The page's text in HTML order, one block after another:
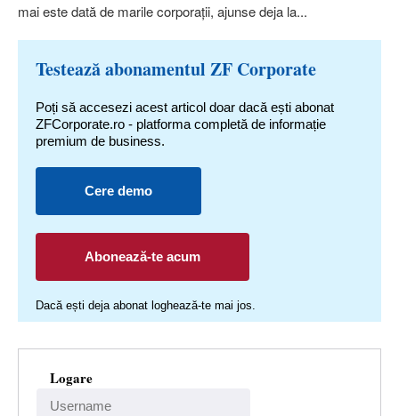
mai este dată de marile corporaţii, ajunse deja la...
Testează abonamentul ZF Corporate
Poți să accesezi acest articol doar dacă ești abonat
ZFCorporate.ro - platforma completă de informație
premium de business.
Cere demo
Abonează-te acum
Dacă ești deja abonat loghează-te mai jos.
Logare